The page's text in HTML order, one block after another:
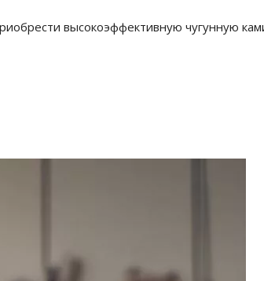
высокоэффективную чугунную